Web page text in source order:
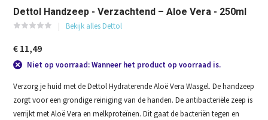
Dettol Handzeep - Verzachtend – Aloe Vera - 250ml
Bekijk alles Dettol
€ 11,49
Niet op voorraad: Wanneer het product op voorraad is.
Verzorg je huid met de Dettol Hydraterende Aloë Vera Wasgel. De handzeep
zorgt voor een grondige reiniging van de handen. De antibacteriële zeep is
verrijkt met Aloë Vera en melkproteïnen. Dit gaat de bacteriën tegen en